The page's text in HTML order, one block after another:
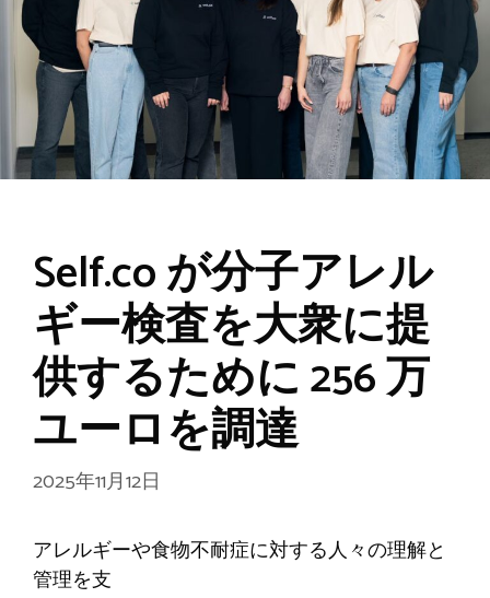
Self.co が分子アレル
ギー検査を大衆に提
供するために 256 万
ユーロを調達
2025年11月12日
アレルギーや食物不耐症に対する人々の理解と
管理を支